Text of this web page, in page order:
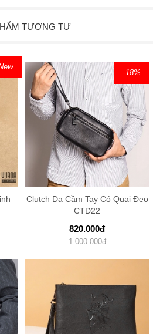
TƯƠNG TỰ
-18%
Clutch Da Cầm Tay Có Quai Đeo
CTD22
820.000đ
1.000.000đ